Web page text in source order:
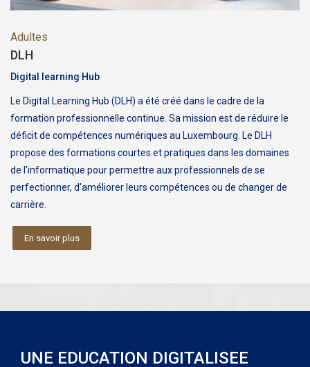
Adultes
DLH
Digital learning Hub
Le Digital Learning Hub (DLH) a été créé dans le cadre de la
formation professionnelle continue. Sa mission est de réduire le
déficit de compétences numériques au Luxembourg. Le DLH
propose des formations courtes et pratiques dans les domaines
de l'informatique pour permettre aux professionnels de se
perfectionner, d'améliorer leurs compétences ou de changer de
carrière.
En savoir plus
UNE EDUCATION DIGITALISEE